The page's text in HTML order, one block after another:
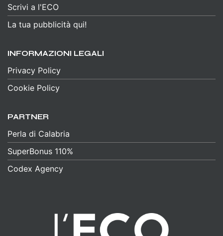
Scrivi a l'ECO
La tua pubblicità qui!
INFORMAZIONI LEGALI
Privacy Policy
Cookie Policy
PARTNER
Perla di Calabria
SuperBonus 110%
Codex Agency